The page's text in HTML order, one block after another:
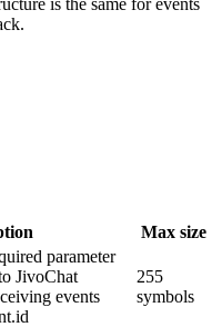
is the same for events
Max size
parameter
JivoChat
events
255
symbols